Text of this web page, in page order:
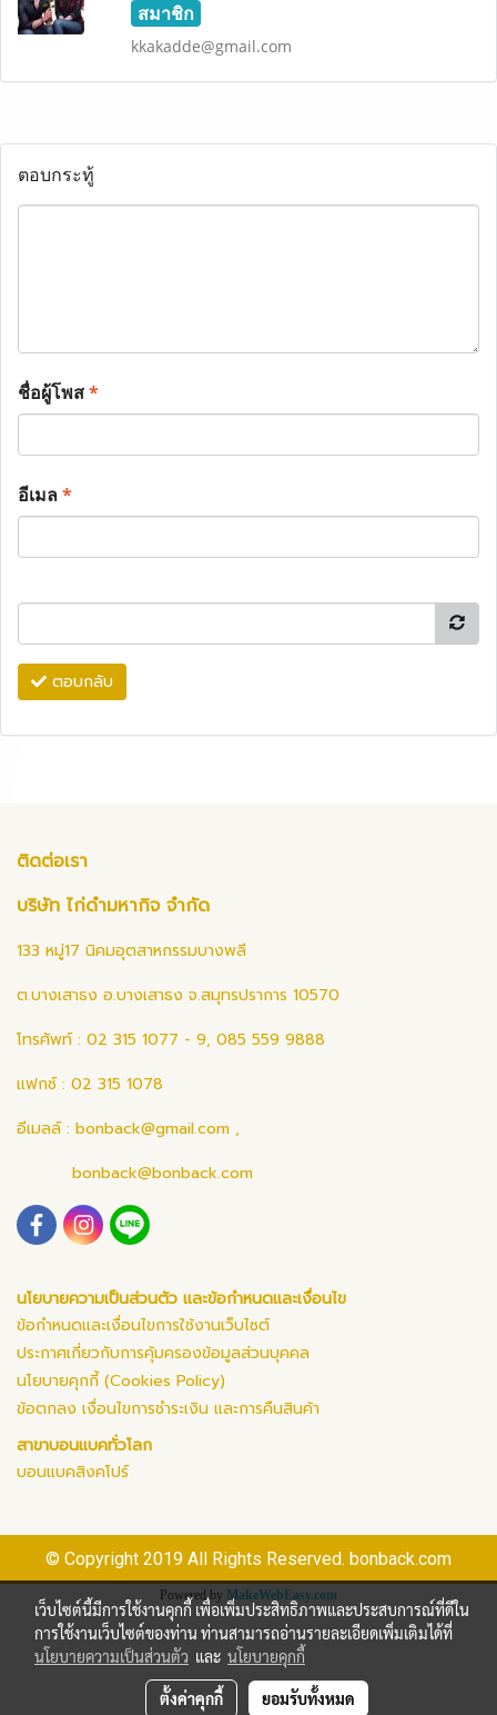
สมาชิก
kkakadde@gmail.com
ตอบกระทู้
ชื่อผู้โพส*
อีเมล*
ตอบกลับ
ติดต่อเรา
บริษัท ไก่ดำมหากิจ จำกัด
133 หมู่17 นิคมอุตสาหกรรมบางพลี
ต.บางเสาธง อ.บางเสาธง จ.สมุทรปราการ 10570
โทรศัพท์ : 02 315 1077 - 9, 085 559 9888
แฟกซ์ : 02 315 1078
อีเมลล์ : bonback@gmail.com ,
bonback@bonback.com
นโยบายความเป็นส่วนตัว และข้อกำหนดและเงื่อนไข
ข้อกำหนดและเงื่อนไขการใช้งานเว็บไซต์
ประกาศเกี่ยวกับการคุ้มครองข้อมูลส่วนบุคคล
นโยบายคุกกี้ (Cookies Policy)
ข้อตกลง เงื่อนไขการชำระเงิน และการคืนสินค้า
สาขาบอนแบคทั่วโลก
บอนแบคสิงคโปร์
© Copyright 2019 All Rights Reserved. bonback.com
Powered by MakeWebEasy.com
เว็บไซต์นี้มีการใช้งานคุกกี้ เพื่อเพิ่มประสิทธิภาพและประสบการณ์ที่ดีใน
การใช้งานเว็บไซต์ของท่าน ท่านสามารถอ่านรายละเอียดเพิ่มเติมได้ที่
นโยบายความเป็นส่วนตัว และ นโยบายคุกกี้
ตั้งค่าคุกกี้ ยอมรับทั้งหมด